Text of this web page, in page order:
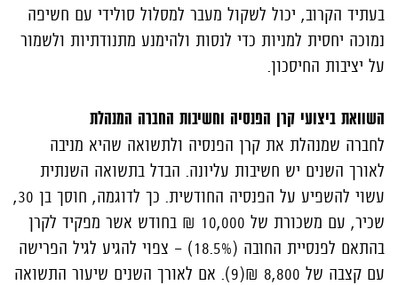
בעתיד הקרוב, יכול לשקול מעבר למסלול סולידי עם חשיפה
נמוכה יחסית למניות כדי לנסות ולהימנע מתנודתיות ולשמור
על יציבות החיסכון.
השוואת ביצועי קרן הפנסיה וחשיבות החברה המנהלת
לחברה שמנהלת את קרן הפנסיה ולתשואה שהיא מניבה
לאורך השנים יש חשיבות עליונה. הבדל בתשואה השנתית
עשוי להשפיע על הפנסיה החודשית. כך לדוגמה, חוסך בן 30,
שכיר, עם משכורת של 10,000 ₪ בחודש אשר מפקיד לקרן
בהתאם לפנסיית החובה (18.5%) - צפוי להגיע לגיל הפרישה
עם
קצבה של 8,800 ₪(9). אם לאורך השנים שיעור התשואה